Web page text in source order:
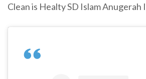
Clean is Healty SD Islam Anugerah